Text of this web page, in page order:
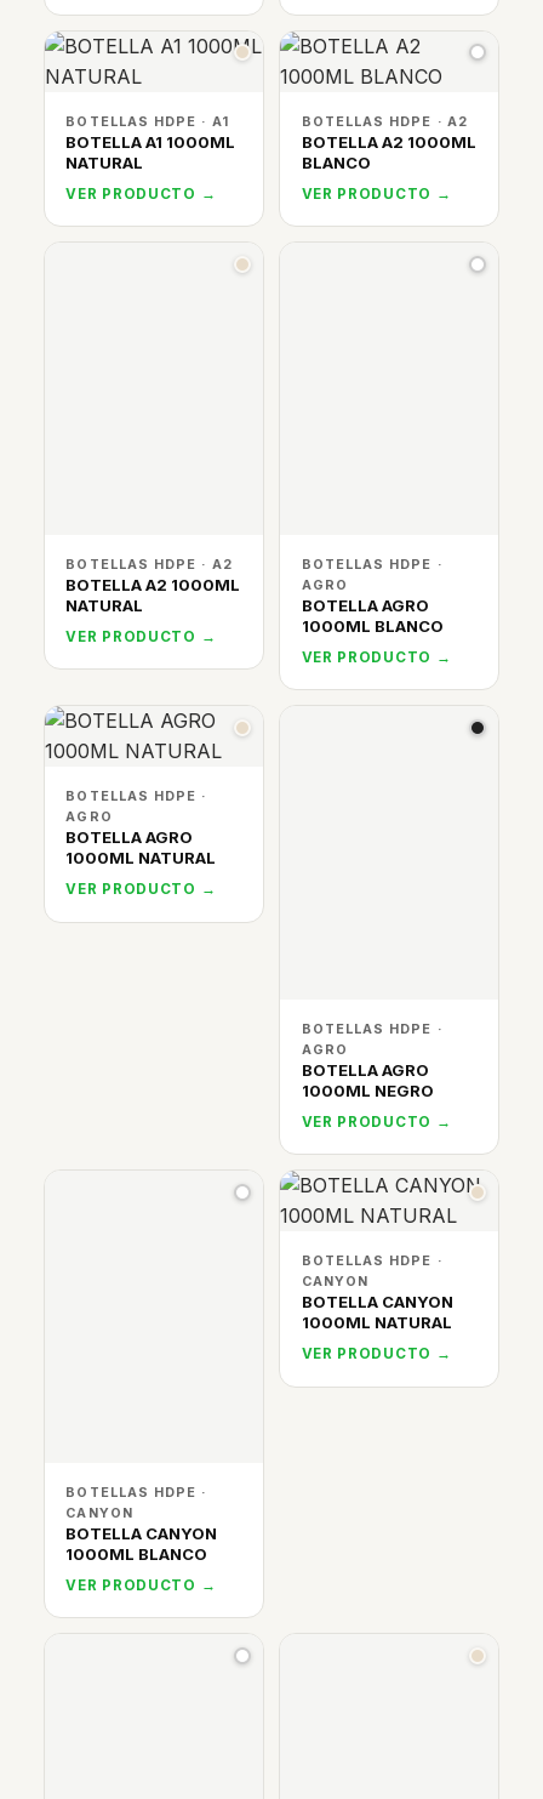
BOTELLAS HDPE · A1
BOTELLA A1 1000ML
NATURAL
VER PRODUCTO →
BOTELLAS HDPE · A2
BOTELLA A2 1000ML
BLANCO
VER PRODUCTO →
BOTELLAS HDPE · A2
BOTELLA A2 1000ML
NATURAL
VER PRODUCTO →
BOTELLAS HDPE ·
AGRO
BOTELLA AGRO
1000ML BLANCO
VER PRODUCTO →
BOTELLAS HDPE ·
AGRO
BOTELLA AGRO
1000ML NATURAL
VER PRODUCTO →
BOTELLAS HDPE ·
AGRO
BOTELLA AGRO
1000ML NEGRO
VER PRODUCTO →
BOTELLAS HDPE ·
CANYON
BOTELLA CANYON
1000ML BLANCO
VER PRODUCTO →
BOTELLAS HDPE ·
CANYON
BOTELLA CANYON
1000ML NATURAL
VER PRODUCTO →